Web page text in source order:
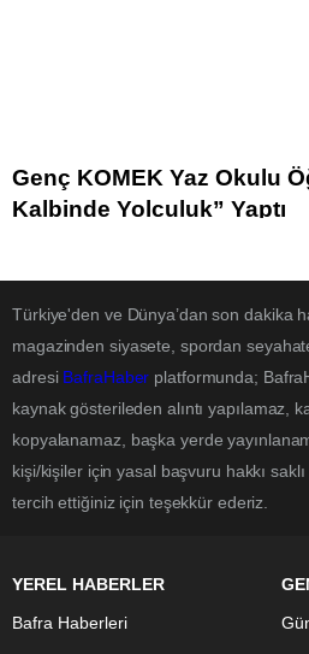
Genç KOMEK Yaz Okulu
Kalbinde Yolculuk” Yaptı
Türkiye'den ve Dünya’dan son dakika
magazinden siyasete, spordan
adresi BafraHaber platformunda;
kaynak gösterileden alıntı yapılamaz,
kopyalanamaz, başka yerde
kişi/kişiler için yasal başvuru hakkı
tercih ettiğiniz için teşekkür ederiz.
YEREL HABERLER
Bafra Haberleri